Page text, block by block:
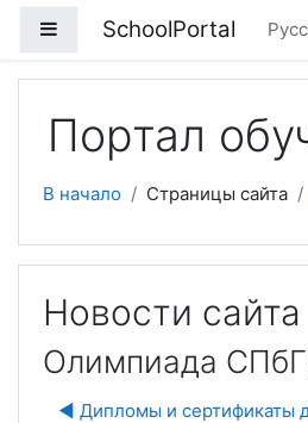
Боковая панель
SchoolPortal
Портал
В начало Страницы сайта
Новости сайта
Олимпиада
◀︎ Дипломы и сертификаты